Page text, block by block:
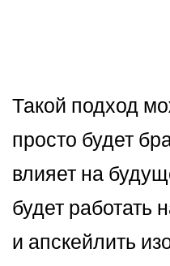
Такой подход
просто будет
влияет на
будет работать
и апскейлить